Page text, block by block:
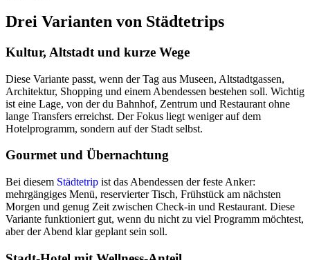
Drei Varianten von Städtetrips
Kultur, Altstadt und kurze Wege
Diese Variante passt, wenn der Tag aus Museen, Altstadtgassen,
Architektur, Shopping und einem Abendessen bestehen soll. Wichtig
ist eine Lage, von der du Bahnhof, Zentrum und Restaurant ohne
lange Transfers erreichst. Der Fokus liegt weniger auf dem
Hotelprogramm, sondern auf der Stadt selbst.
Gourmet und Übernachtung
Bei diesem Städtetrip ist das Abendessen der feste Anker:
mehrgängiges Menü, reservierter Tisch, Frühstück am nächsten
Morgen und genug Zeit zwischen Check-in und Restaurant. Diese
Variante funktioniert gut, wenn du nicht zu viel Programm möchtest,
aber der Abend klar geplant sein soll.